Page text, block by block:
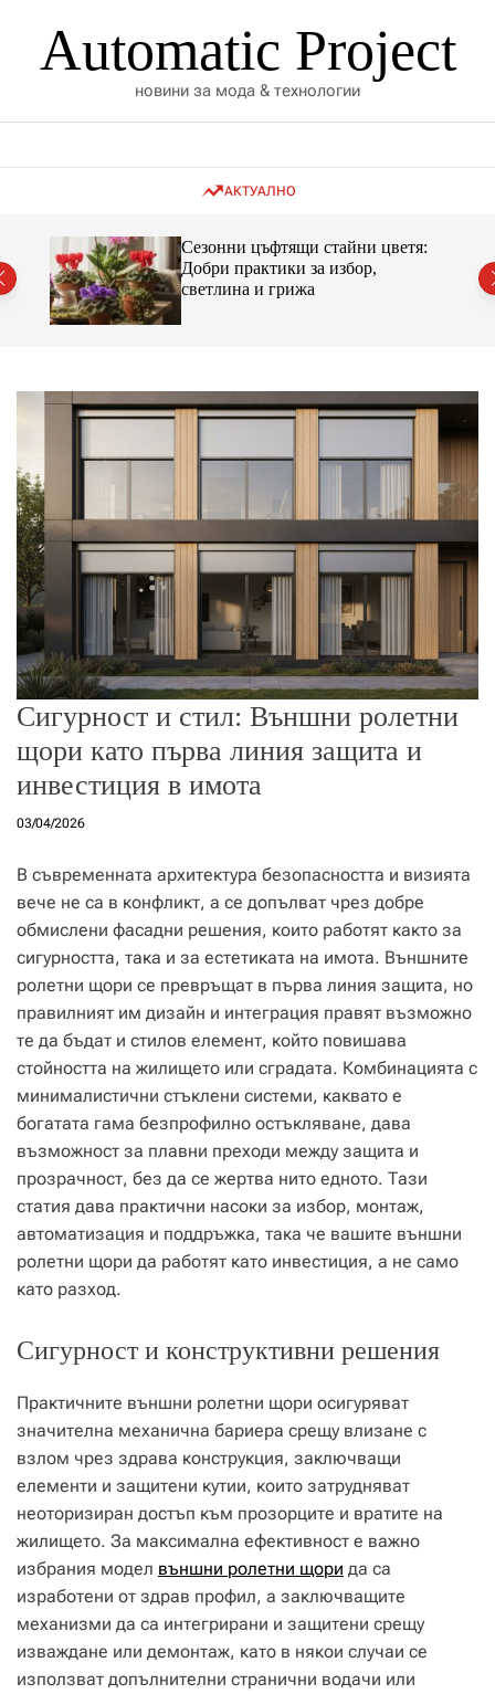
n
Automatic Project
новини за мода & технологии
АКТУАЛНО
Сезонни цъфтящи стайни цветя:
Добри практики за избор,
светлина и грижа
Сигурност и стил: Външни ролетни
щори като първа линия защита и
инвестиция в имота
03/04/2026
В съвременната архитектура безопасността и визията
вече не са в конфликт, а се допълват чрез добре
обмислени фасадни решения, които работят както за
сигурността, така и за естетиката на имота. Външните
ролетни щори се превръщат в първа линия защита, но
правилният им дизайн и интеграция правят възможно
те да бъдат и стилов елемент, който повишава
стойността на жилището или сградата. Комбинацията с
минималистични стъклени системи, каквато е
богатата гама безпрофилно остъкляване, дава
възможност за плавни преходи между защита и
прозрачност, без да се жертва нито едното. Тази
статия дава практични насоки за избор, монтаж,
автоматизация и поддръжка, така че вашите външни
ролетни щори да работят като инвестиция, а не само
като разход.
Сигурност и конструктивни решения
Практичните външни ролетни щори осигуряват
значителна механична бариера срещу влизане с
взлом чрез здрава конструкция, заключващи
елементи и защитени кутии, които затрудняват
неоторизиран достъп към прозорците и вратите на
жилището. За максимална ефективност е важно
избрания модел външни ролетни щори да са
изработени от здрав профил, а заключващите
механизми да са интегрирани и защитени срещу
изваждане или демонтаж, като в някои случаи се
използват допълнителни странични водачи или